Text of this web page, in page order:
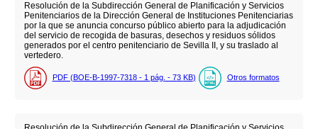
Resolución de la Subdirección General de Planificación y Servicios
Penitenciarios de la Dirección General de Instituciones Penitenciarias
por la que se anuncia concurso público abierto para la adjudicación
del servicio de recogida de basuras, desechos y residuos sólidos
generados por el centro penitenciario de Sevilla II, y su traslado al
vertedero.
PDF (BOE-B-1997-7318 - 1 pág. - 73 KB) Otros formatos